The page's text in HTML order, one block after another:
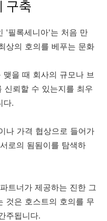
구축
'필록세니아'는 처음 만
상의 호의를 베푸는 문화
을 때 회사의 규모나 브
신뢰할 수 있는지를 최우
다.
나 가격 협상으로 들어가
로의 됨됨이를 탐색하
트너가 제공하는 진한 그
것은 호스트의 호의를 무
주됩니다.